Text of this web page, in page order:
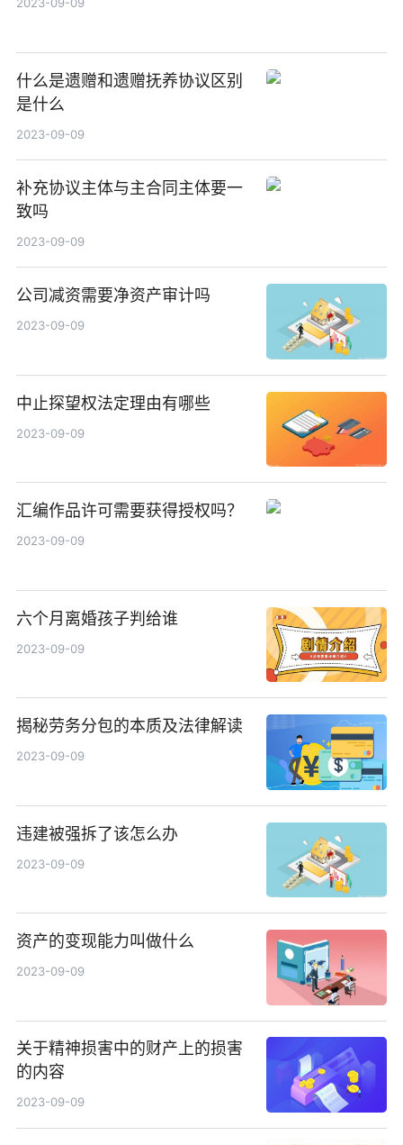
什么是遗赠和遗赠抚养协议区别
是什么
2023-09-09
补充协议主体与主合同主体要一
致吗
2023-09-09
公司减资需要净资产审计吗
2023-09-09
中止探望权法定理由有哪些
2023-09-09
汇编作品许可需要获得授权吗？
2023-09-09
六个月离婚孩子判给谁
2023-09-09
揭秘劳务分包的本质及法律解读
2023-09-09
违建被强拆了该怎么办
2023-09-09
资产的变现能力叫做什么
2023-09-09
关于精神损害中的财产上的损害
的内容
2023-09-09